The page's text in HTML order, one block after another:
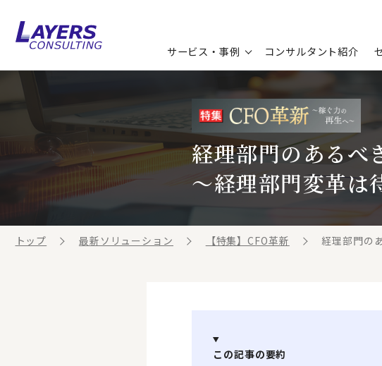
サービス・事例 コンサルタント紹介
コンサルティングサービス
コンサルティング事例
お客様の声
セミナー情報
最新ソリューション
コラム
ビジネス用語集
動画ライブラリ
お知らせ
連載／寄稿／書籍
経理部門のあるべ
～経理部門変革は
トップ 最新ソリューション 【特集】CFO革新 経理部門の
この記事の要約